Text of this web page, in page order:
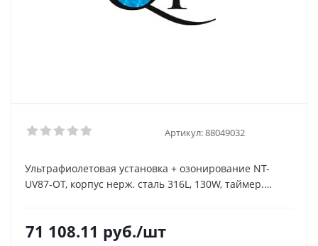
Артикул:88049032
Ультрафиолетовая установка + озонирование NT-
UV87-OT, корпус нерж. сталь 316L, 130W, таймер.
71 108.11 руб./шт